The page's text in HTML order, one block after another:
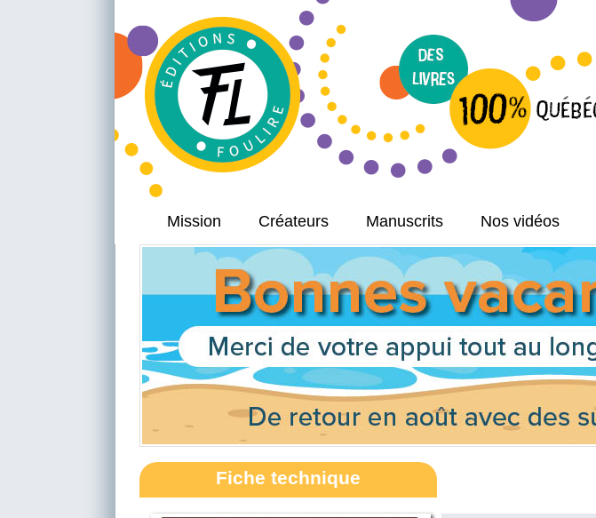
Mission Créateurs Manuscrits Nos vidéos
Fiche technique